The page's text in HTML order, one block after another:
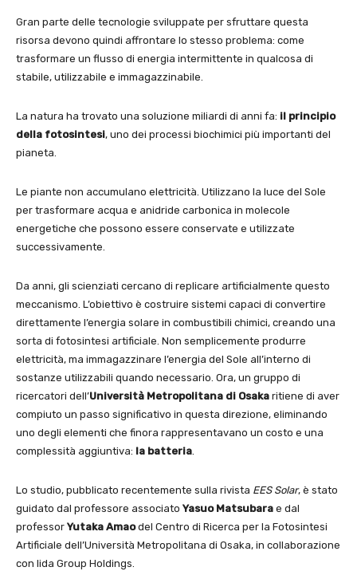
Gran parte delle tecnologie sviluppate per sfruttare questa
risorsa devono quindi affrontare lo stesso problema: come
trasformare un flusso di energia intermittente in qualcosa di
stabile, utilizzabile e immagazzinabile.
La natura ha trovato una soluzione miliardi di anni fa: il principio
della fotosintesi, uno dei processi biochimici più importanti del
pianeta.
Le piante non accumulano elettricità. Utilizzano la luce del Sole
per trasformare acqua e anidride carbonica in molecole
energetiche che possono essere conservate e utilizzate
successivamente.
Da anni, gli scienziati cercano di replicare artificialmente questo
meccanismo. L’obiettivo è costruire sistemi capaci di convertire
direttamente l’energia solare in combustibili chimici, creando una
sorta di fotosintesi artificiale. Non semplicemente produrre
elettricità, ma immagazzinare l’energia del Sole all’interno di
sostanze utilizzabili quando necessario. Ora, un gruppo di
ricercatori dell’Università Metropolitana di Osaka ritiene di aver
compiuto un passo significativo in questa direzione, eliminando
uno degli elementi che finora rappresentavano un costo e una
complessità aggiuntiva: la batteria.
Lo studio, pubblicato recentemente sulla rivista EES Solar, è stato
guidato dal professore associato Yasuo Matsubara e dal
professor Yutaka Amaodel Centro di Ricerca per la Fotosintesi
Artificiale dell’Università Metropolitana di Osaka, in collaborazione
con Iida Group Holdings.